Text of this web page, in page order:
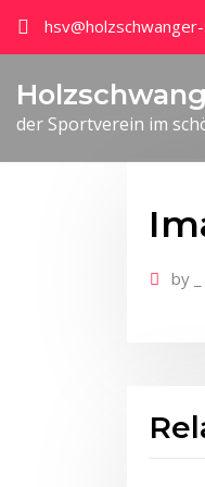
der Sportverein im
by